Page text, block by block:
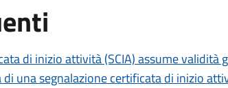
di inizio attività (SCIA) assume validità
una segnalazione certificata di inizio